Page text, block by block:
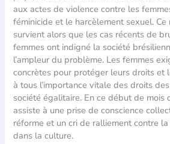
aux actes de violence contre les
féminicide et le harcèlement sexuel.
survient alors que les cas récents de
femmes ont indigné la société
l’ampleur du problème. Les femmes
concrètes pour protéger leurs droits et
à tous l’importance vitale des droits
société égalitaire. En ce début de mois
assiste à une prise de conscience
réforme et un cri de ralliement contre
dans la culture.